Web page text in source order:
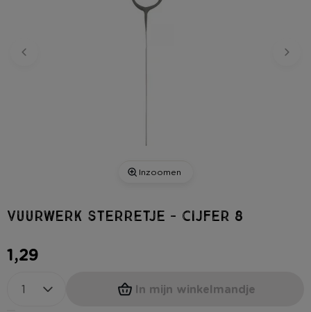
Inzoomen
Vuurwerk sterretje - cijfer 8
1,29
In mijn winkelmandje